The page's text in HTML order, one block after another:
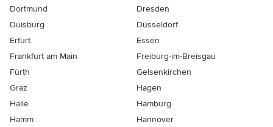
Dortmund
Dresden
Duisburg
Düsseldorf
Erfurt
Essen
Frankfurt am Main
Freiburg-im-Breisgau
Fürth
Gelsenkirchen
Graz
Hagen
Halle
Hamburg
Hamm
Hannover